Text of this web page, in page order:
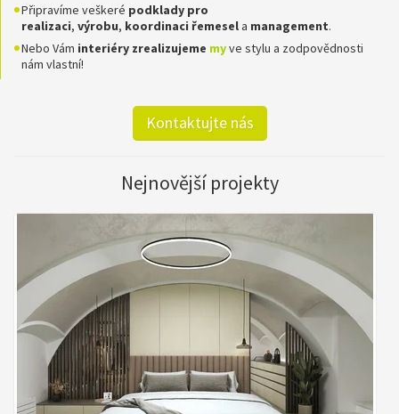
Připravíme veškeré podklady pro
realizaci, výrobu, koordinaci řemesela management.
Nebo Vám interiéry zrealizujeme myve stylu a zodpovědnosti
nám vlastní!
Kontaktujte nás
Nejnovější projekty